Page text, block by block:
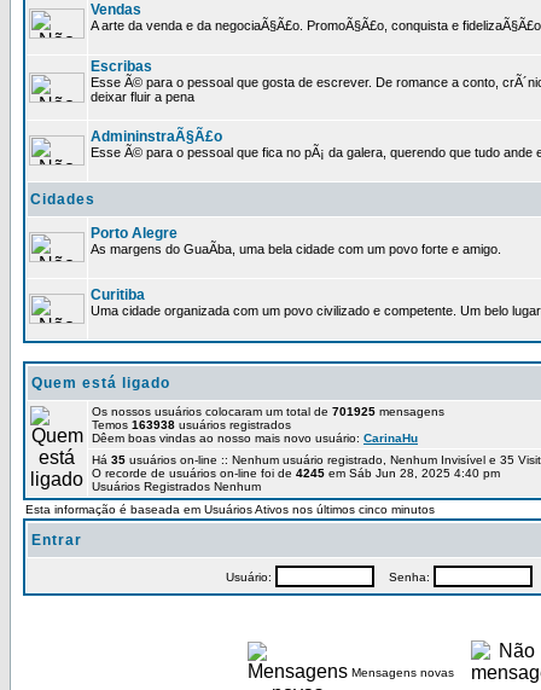
Vendas
A arte da venda e da negociaÃ§Ã£o. PromoÃ§Ã£o, conquista e
Escribas
Esse Ã© para o pessoal que gosta de escrever. De romance a conto,
deixar fluir a pena
AdmininstraÃ§Ã£o
Esse Ã© para o pessoal que fica no pÃ¡ da galera, querendo que tudo ande
Cidades
Porto Alegre
As margens do GuaÃ­ba, uma bela cidade com um povo forte e amigo.
Curitiba
Uma cidade organizada com um povo civilizado e competente. Um belo
Quem está ligado
Os nossos usuários colocaram um total de 701925 mensagens
Temos 163938 usuários registrados
Dêem boas vindas ao nosso mais novo usuário: CarinaHu
Há 35 usuários on-line :: Nenhum usuário registrado, Nenhum Invisível e 35
O recorde de usuários on-line foi de 4245 em Sáb Jun 28, 2025 4:40 pm
Usuários Registrados Nenhum
Esta informação é baseada em Usuários Ativos nos últimos cinco minutos
Entrar
Usuário: Senha:
Mensagens novas